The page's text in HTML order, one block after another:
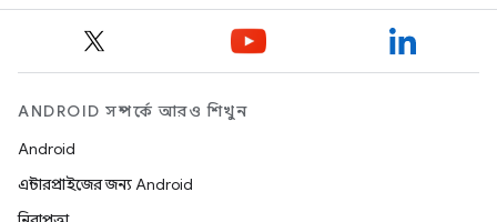
ANDROID সম্পর্কে আরও শিখুন
Android
এন্টারপ্রাইজের জন্য Android